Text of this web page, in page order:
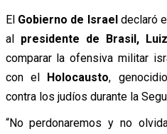
El Gobierno de Israel declaró
al presidente de Brasil,
comparar la ofensiva militar
con el Holocausto,
contra los judíos durante la
“No perdonaremos y no